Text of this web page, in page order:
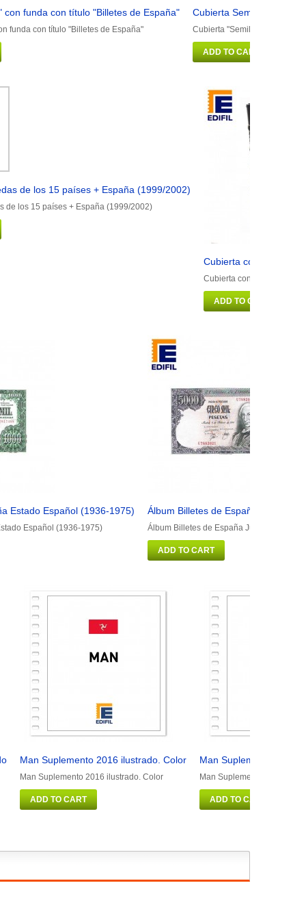
con funda con título "Billetes de España"
funda con título "Billetes de España"
Cubierta Semilujo con
Cubierta "Semilujo" con
ADD TO CART
de los 15 países + España (1999/2002)
de los 15 países + España (1999/2002)
Cubierta con funda (6
Cubierta con funda (6
ADD TO CART
Estado Español (1936-1975)
Español (1936-1975)
Álbum Billetes de España Juan
Álbum Billetes de España Juan Carlos I
ADD TO CART
Man Suplemento 2016 ilustrado. Color
Man Suplemento 2016 ilustrado. Color
ADD TO CART
Man Suplemento 2011
Man Suplemento 2011
ADD TO CART